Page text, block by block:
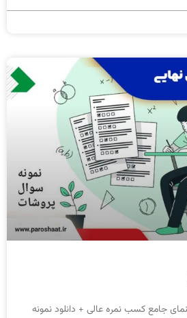
جامع کسب نمره عالی + دانلود نمونه